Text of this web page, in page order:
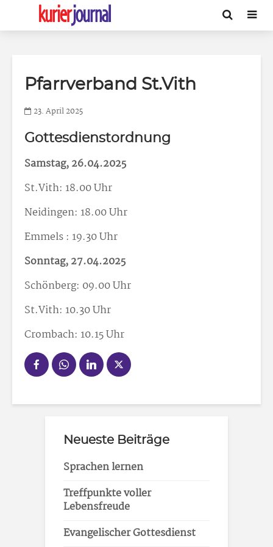
Pfarrverband St.Vith
23. April 2025
Gottesdienstordnung
Samstag, 26.04.2025
St.Vith: 18.00 Uhr
Neidingen: 18.00 Uhr
Emmels : 19.30 Uhr
Sonntag, 27.04.2025
Schönberg: 09.00 Uhr
St.Vith: 10.30 Uhr
Crombach: 10.15 Uhr
Neueste Beiträge
Sprachen lernen
Treffpunkte voller
Lebensfreude
Evangelischer Gottesdienst